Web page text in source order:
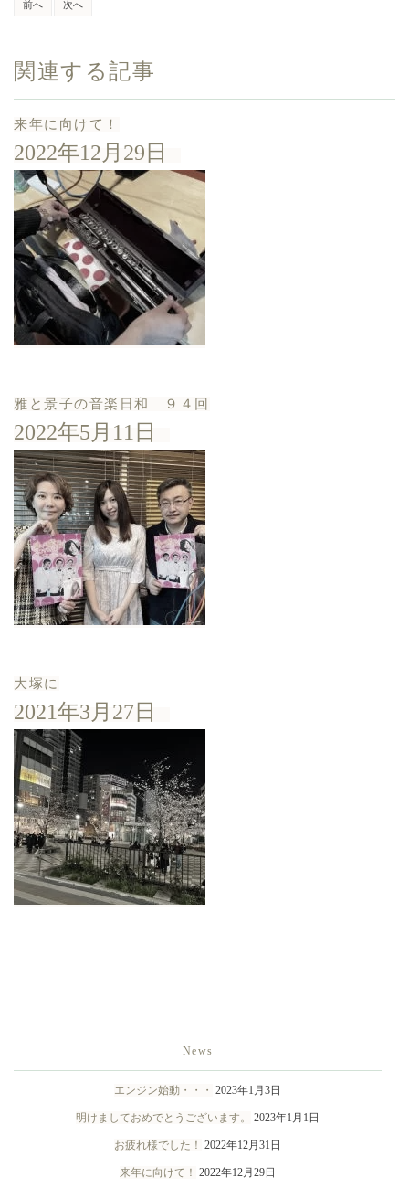
前へ 次へ
関連する記事
来年に向けて！
2022年12月29日
雅と景子の音楽日和 ９４回
2022年5月11日
大塚に
2021年3月27日
News
エンジン始動・・・ 2023年1月3日
明けましておめでとうございます。 2023年1月1日
お疲れ様でした！ 2022年12月31日
来年に向けて！ 2022年12月29日